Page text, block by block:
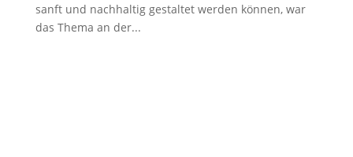
sanft und nachhaltig gestaltet werden können, war
das Thema an der...